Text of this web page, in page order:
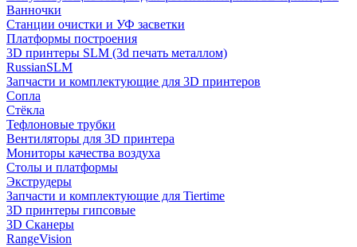
Ванночки
Станции очистки и УФ засветки
Платформы построения
3D принтеры SLM (3d печать металлом)
RussianSLM
Запчасти и комплектующие для 3D принтеров
Сопла
Cтёкла
Тефлоновые трубки
Вентиляторы для 3D принтера
Мониторы качества воздуха
Столы и платформы
Экструдеры
Запчасти и комплектующие для Tiertime
3D принтеры гипсовые
3D Сканеры
RangeVision